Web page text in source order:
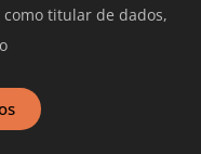
titular de dados,